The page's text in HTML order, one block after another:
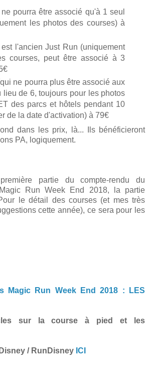
pourra être associé qu'à 1 seul
les photos des courses) à
l'ancien Just Run (uniquement
courses, peut être associé à 3
ne pourra plus être associé aux
lieu de 6, toujours pour les photos
des parcs et hôtels pendant 10
de la date d'activation) à 79€
dans les prix, là... Ils bénéficieront
PA, logiquement.
partie du compte-rendu du
Run Week End 2018, la partie
le détail des courses (et mes très
cette année), ce sera pour les
Magic Run Week End 2018 : LES
sur la course à pied et les
/ RunDisney ICI